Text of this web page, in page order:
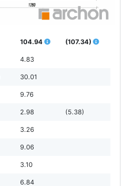
104.94 (107.34)
4.83
30.01
9.76
2.98 (5.38)
3.26
9.06
3.10
6.84